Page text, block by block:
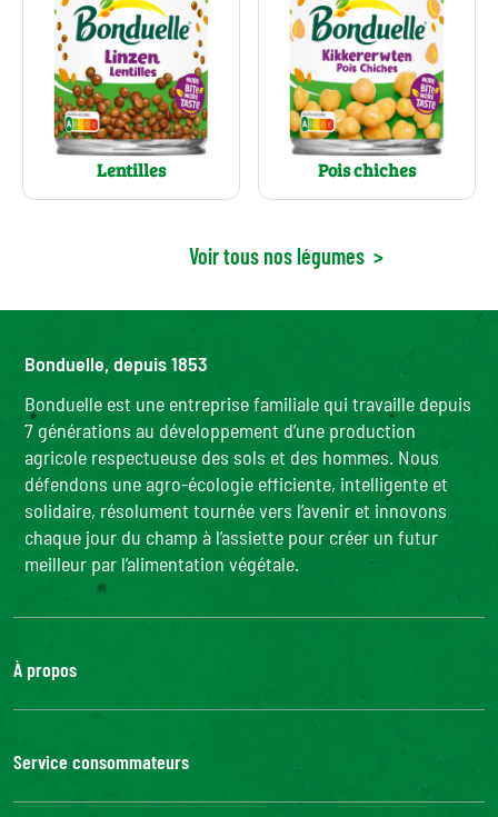
Lentilles Pois chiches
Voir tous nos légumes >
Bonduelle, depuis 1853
Bonduelle est une entreprise familiale qui travaille depuis
7 générations au développement d’une production
agricole respectueuse des sols et des hommes. Nous
défendons une agro-écologie efficiente, intelligente et
solidaire, résolument tournée vers l’avenir et innovons
chaque jour du champ à l’assiette pour créer un futur
meilleur par l’alimentation végétale.
À propos
Le groupe Bonduelle
Bonduelle Food Service
Service consommateurs
Nous contacter